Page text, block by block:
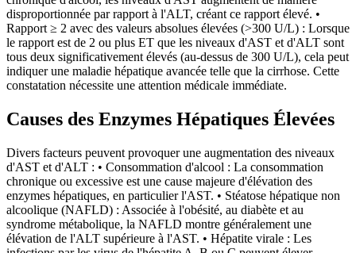
disproportionnée par rapport à l'ALT, créant ce rapport élevé. •
Rapport ≥ 2 avec des valeurs absolues élevées (>300 U/L) : Lorsque
le rapport est de 2 ou plus ET que les niveaux d'AST et d'ALT sont
tous deux significativement élevés (au-dessus de 300 U/L), cela peut
indiquer une maladie hépatique avancée telle que la cirrhose. Cette
constatation nécessite une attention médicale immédiate.
Causes des Enzymes Hépatiques Élevées
Divers facteurs peuvent provoquer une augmentation des niveaux
d'AST et d'ALT : • Consommation d'alcool : La consommation
chronique ou excessive est une cause majeure d'élévation des
enzymes hépatiques, en particulier l'AST. • Stéatose hépatique non
alcoolique (NAFLD) : Associée à l'obésité, au diabète et au
syndrome métabolique, la NAFLD montre généralement une
élévation de l'ALT supérieure à l'AST. • Hépatite virale : Les